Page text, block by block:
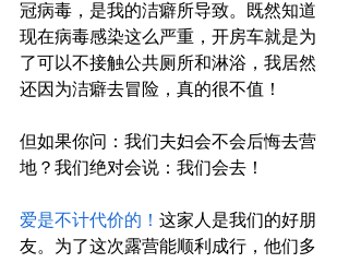
冠病毒，是我的洁癖所导致。既然知道
现在病毒感染这么严重，开房车就是为
了可以不接触公共厕所和淋浴，我居然
还因为洁癖去冒险，真的很不值！
但如果你问：我们夫妇会不会后悔去营
地？我们绝对会说：我们会去！
爱是不计代价的！ 这家人是我们的好朋
友。为了这次露营能顺利成行，他们多